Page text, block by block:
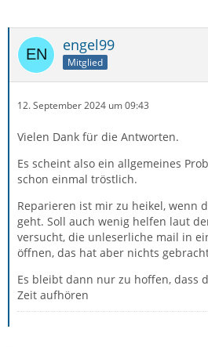
engel99
Mitglied
12. September 2024 um 09:43
Vielen Dank für die Antworten.
Es scheint also ein allgemeines
schon einmal tröstlich.
Reparieren ist mir zu heikel, wenn
geht. Soll auch wenig helfen laut
versucht, die unleserliche mail in
öffnen, das hat aber nichts
Es bleibt dann nur zu hoffen, dass
Zeit aufhören